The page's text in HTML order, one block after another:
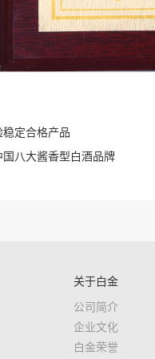
定合格产品
八大酱香型白酒品牌
关于白金
公司简介
企业文化
白金荣誉